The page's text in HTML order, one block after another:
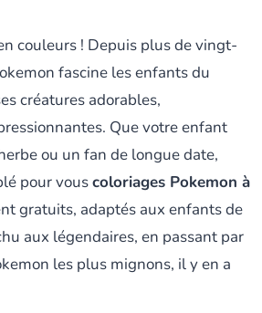
couleurs ! Depuis plus de vingt-
fascine les enfants du
créatures adorables,
Que votre enfant
ou un fan de longue date,
pour vouscoloriages Pokemon à
gratuits, adaptés aux enfants de
aux légendaires, en passant par
les plus mignons, il y en a